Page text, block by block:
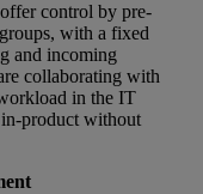
control by pre-
with a fixed
and incoming
collaborating with
in the IT
in-product without